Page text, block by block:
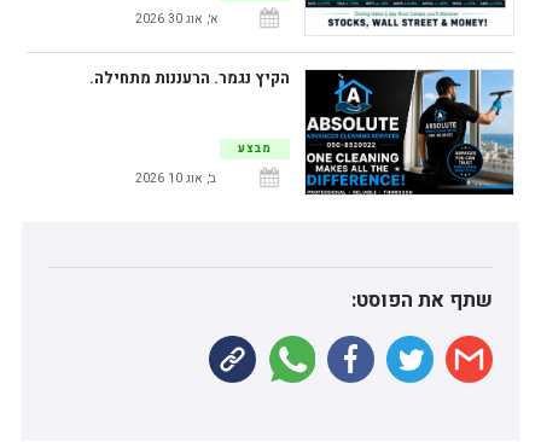
א׳, אוג 30 2026
ב׳, אוג 10 2026
הקיץ נגמר. הרעננות מתחילה.
מבצע
שתף את הפוסט: